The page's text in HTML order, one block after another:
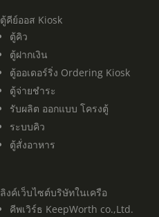
ตู้คีย์ออส Kiosk
ตู้คิว
ตู้ฝากเงิน
ตู้ออเดอร์ริ่ง Ordering Kiosk
ตู้จ่ายชำระ
รับผลิต ออกแบบ โครงตู้
ระบบคิว
ตู้สั่งอาหาร
ลิงค์เว็บไซต์บริษัทในเครือ
คีพเวิร์ธ KeepWorth co.,Ltd.